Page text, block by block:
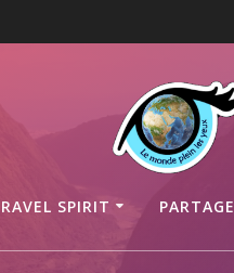
SPIRIT PARTAGE